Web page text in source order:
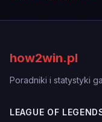
how2win.pl
Poradniki i statystyki
LEAGUE OF